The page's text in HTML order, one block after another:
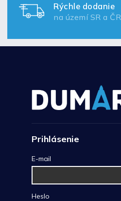
Rýchle dodanie
na území SR a ČR
Prihlásenie
E-mail
Heslo